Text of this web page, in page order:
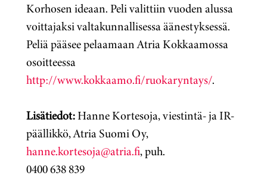
Korhosen ideaan. Peli valittiin vuoden alussa
voittajaksi valtakunnallisessa äänestyksessä.
Peliä pääsee pelaamaan Atria Kokkaamossa
osoitteessa
http://www.kokkaamo.fi/ruokaryntays/.
Lisätiedot:Hanne Kortesoja, viestintä- ja IR-
päällikkö, Atria Suomi Oy,
hanne.kortesoja@atria.fi, puh.
0400 638 839